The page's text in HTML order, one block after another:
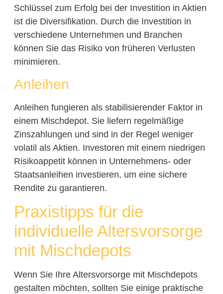
Schlüssel zum Erfolg bei der Investition in Aktien
ist die Diversifikation. Durch die Investition in
verschiedene Unternehmen und Branchen
können Sie das Risiko von früheren Verlusten
minimieren.
Anleihen
Anleihen fungieren als stabilisierender Faktor in
einem Mischdepot. Sie liefern regelmäßige
Zinszahlungen und sind in der Regel weniger
volatil als Aktien. Investoren mit einem niedrigen
Risikoappetit können in Unternehmens- oder
Staatsanleihen investieren, um eine sichere
Rendite zu garantieren.
Praxistipps für die
individuelle Altersvorsorge
mit Mischdepots
Wenn Sie Ihre Altersvorsorge mit Mischdepots
gestalten möchten, sollten Sie einige praktische